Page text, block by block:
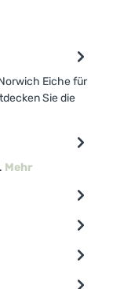
Eiche für
Sie die
Mehr